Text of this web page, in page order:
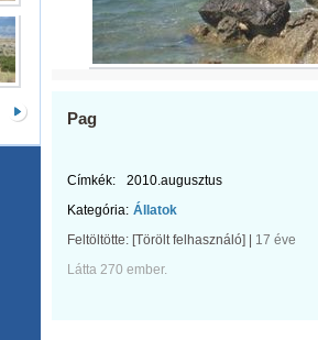
Pag
Címkék:
2010.augusztus
Kategória: Állatok
Feltöltötte: [Törölt felhasználó]
17 éve
Látta 270 ember.